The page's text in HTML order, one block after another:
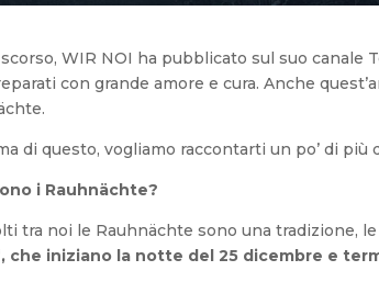
scorso, WIR NOI ha pubblicato sul suo
con grande amore e cura. Anche
di questo, vogliamo raccontarti un po’ di
i Rauhnächte?
tra noi le Rauhnächte sono una tradizione,
che iniziano la notte del 25 dicembre e